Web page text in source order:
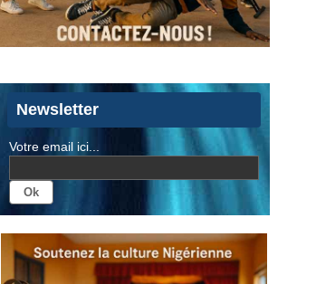
Newsletter
Votre email ici...